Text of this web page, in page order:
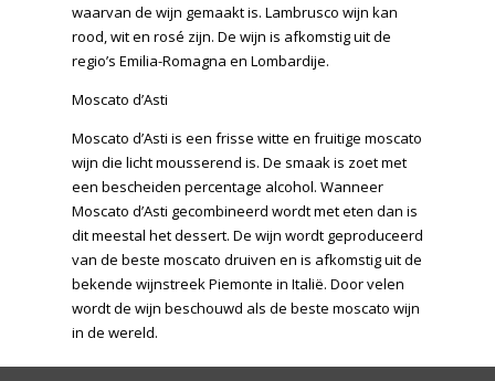
waarvan de wijn gemaakt is. Lambrusco wijn kan
rood, wit en rosé zijn. De wijn is afkomstig uit de
regio’s Emilia-Romagna en Lombardije.
Moscato d’Asti
Moscato d’Asti is een frisse witte en fruitige moscato
wijn die licht mousserend is. De smaak is zoet met
een bescheiden percentage alcohol. Wanneer
Moscato d’Asti gecombineerd wordt met eten dan is
dit meestal het dessert. De wijn wordt geproduceerd
van de beste moscato druiven en is afkomstig uit de
bekende wijnstreek Piemonte in Italië. Door velen
wordt de wijn beschouwd als de beste moscato wijn
in de wereld.